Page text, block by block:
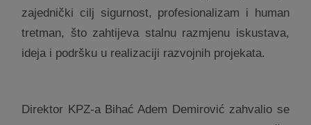
zajednički cilj sigurnost, profesionalizam i human
tretman, što zahtijeva stalnu razmjenu iskustava,
ideja i podršku u realizaciji razvojnih projekata.
Direktor KPZ-a Bihać Adem Demirović zahvalio se